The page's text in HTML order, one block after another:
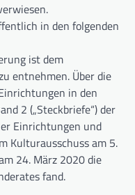
in den folgenden
ist dem
entnehmen. Über die
in den
2 („Steckbriefe“) der
Einrichtungen und
Kulturausschuss am 5.
24. März 2020 die
fand.